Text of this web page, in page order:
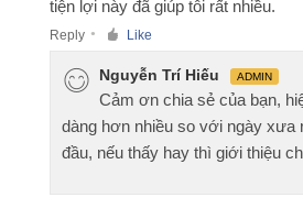
tiện lợi này đã giúp tôi rất nhiều.
Reply ● Like
Nguyễn Trí Hiếu ADMIN
Cảm ơn chia sẻ của bạn,
dàng hơn nhiều so với ngày xưa
đầu, nếu thấy hay thì giới thiệu